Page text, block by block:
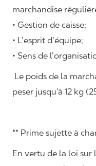
marchandise
• Gestion de caisse;
• L’esprit d’équipe;
• Sens de
Le poids de la
peser jusqu’à 12 kg
** Prime sujette à
En vertu de la loi